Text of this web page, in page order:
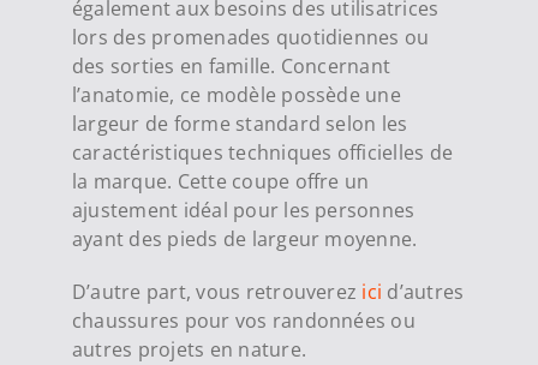
également aux besoins des utilisatrices
lors des promenades quotidiennes ou
des sorties en famille. Concernant
l’anatomie, ce modèle possède une
largeur de forme standard selon les
caractéristiques techniques officielles de
la marque. Cette coupe offre un
ajustement idéal pour les personnes
ayant des pieds de largeur moyenne.
D’autre part, vous retrouverez ici d’autres
chaussures pour vos randonnées ou
autres projets en nature.